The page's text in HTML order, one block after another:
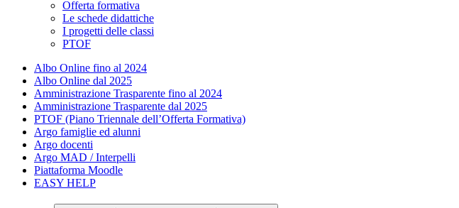
Offerta formativa
Le schede didattiche
I progetti delle classi
PTOF
Albo Online fino al 2024
Albo Online dal 2025
Amministrazione Trasparente fino al 2024
Amministrazione Trasparente dal 2025
PTOF (Piano Triennale dell’Offerta Formativa)
Argo famiglie ed alunni
Argo docenti
Argo MAD / Interpelli
Piattaforma Moodle
EASY HELP